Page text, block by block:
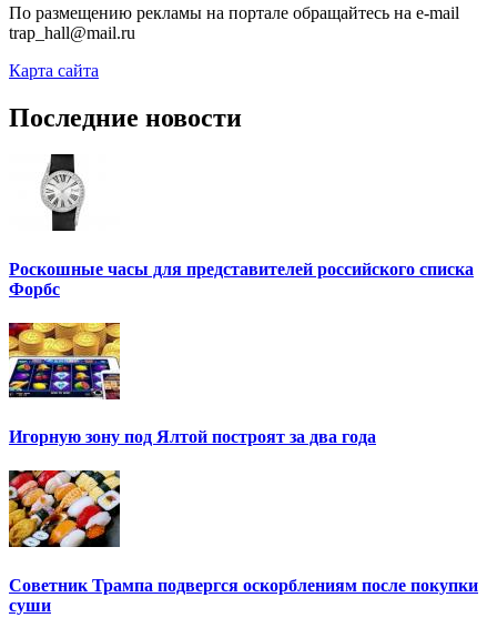
По размещению рекламы на портале обращайтесь на e-mail
trap_hall@mail.ru
Карта сайта
Последние новости
Роскошные часы для представителей российского списка
Форбс
Игорную зону под Ялтой построят за два года
Советник Трампа подвергся оскорблениям после покупки
суши